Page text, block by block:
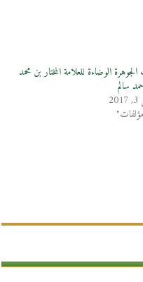
الوضاءة للعلامة المختار بن محمد
سالم